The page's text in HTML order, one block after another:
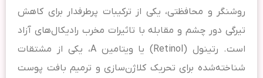
روشنگر و محافظتی، یکی از ترکیبات پرطرفدار برای کاهش
تیرگی دور چشم و مقابله با تاثیرات مخرب رادیکال‌های آزاد
است. رتینول (Retinol) یا ویتامین A، یکی از مشتقات
شناخته‌شده برای تحریک کلاژن‌سازی و ترمیم بافت پوست